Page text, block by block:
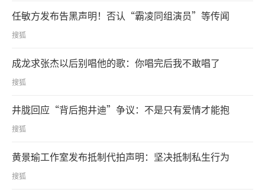
任敏方发布告黑声明！否认“霸凌同组演员”等传闻
搜狐
成龙求张杰以后别唱他的歌：你唱完后我不敢唱了
搜狐
井胧回应“背后抱井迪”争议：不是只有爱情才能抱
搜狐
黄景瑜工作室发布抵制代拍声明：坚决抵制私生行为
搜狐